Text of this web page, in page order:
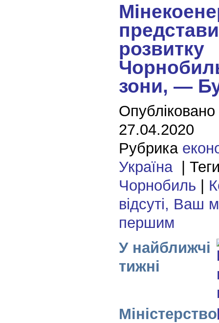
розвитку
зони, —
27.04.2020
Рубрика
Україна|
Чорнобиль
відсуті, Ваш
першим
У найближчі
тижні